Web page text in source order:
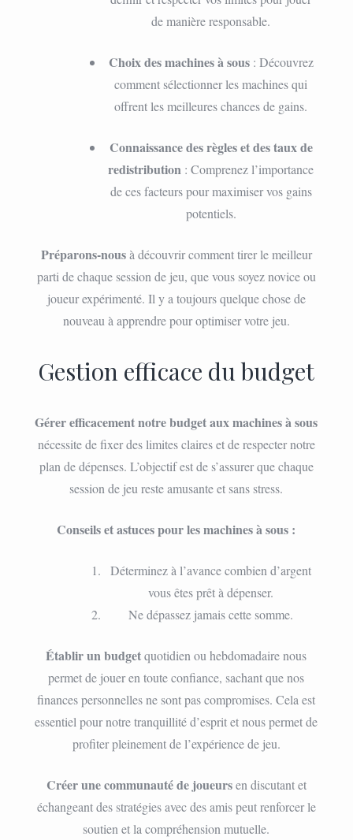
de manière responsable.
Choix des machines à sous: Découvrez
comment sélectionner les machines qui
offrent les meilleures chances de gains.
Connaissance des règles et des taux de
redistribution : Comprenez l’importance
de ces facteurs pour maximiser vos gains
potentiels.
Préparons-nousà découvrir comment tirer le meilleur
parti de chaque session de jeu, que vous soyez novice ou
joueur expérimenté. Il y a toujours quelque chose de
nouveau à apprendre pour optimiser votre jeu.
Gestion efficace du budget
Gérer efficacement notre budget aux machines à sous
nécessite de fixer des limites claires et de respecter notre
plan de dépenses. L’objectif est de s’assurer que chaque
session de jeu reste amusante et sans stress.
Conseils et astuces pour les machines à sous :
Déterminez à l’avance combien d’argent
vous êtes prêt à dépenser.
Ne dépassez jamais cette somme.
Établir un budgetquotidien ou hebdomadaire nous
permet de jouer en toute confiance, sachant que nos
finances personnelles ne sont pas compromises. Cela est
essentiel pour notre tranquillité d’esprit et nous permet de
profiter pleinement de l’expérience de jeu.
Créer une communauté de joueursen discutant et
échangeant des stratégies avec des amis peut renforcer le
soutien et la compréhension mutuelle.